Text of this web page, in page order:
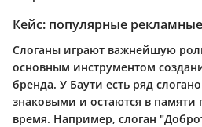
Кейс: популярные
Слоганы играют важнейшую
основным инструментом
бренда. У Баути есть ряд
знаковыми и остаются в памяти
время. Например, слоган